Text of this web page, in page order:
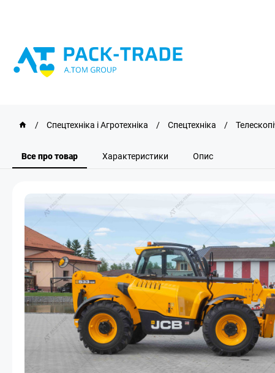
/ Спецтехніка і Агротехніка / Спецтехніка /
Все про товар Характеристики Опис